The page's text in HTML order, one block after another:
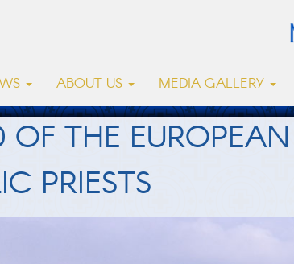
ABOUT US MEDIA GALLERY
OF THE
PRIESTS